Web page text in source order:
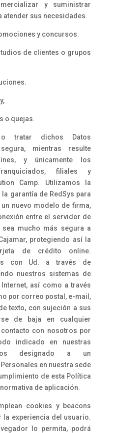
y suministrar
sus necesidades.
y concursos.
de clientes o grupos
o quejas.
o tratar dichos Datos
mientras resulte
y únicamente los
filiales y
Camp. Utilizamos la
garantía de RedSys para
nuevo modelo de firma,
entre el servidor de
sea mucho más segura a
protegiendo así la
de crédito online.
con Ud. a través de
nuestros sistemas de
así como a través
por correo postal, e-mail,
texto, con sujeción a sus
de baja en cualquier
con nosotros por
indicado en nuestras
designado a un
en nuestra sede
de esta Política
de aplicación.
cookies y beacons
experiencia del usuario.
lo permita, podrá